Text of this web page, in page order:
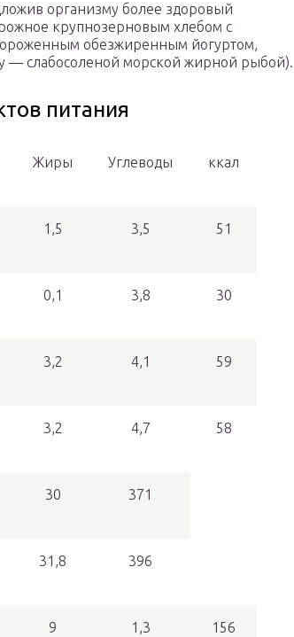
организму более здоровый
крупнозерновым хлебом с
обезжиренным йогуртом,
— слабосоленой морской жирной рыбой).
питания
Жиры Углеводы ккал
1,5 3,5 51
0,1 3,8 30
3,2 4,1 59
3,2 4,7 58
30 371
31,8 396
9 1,3 156